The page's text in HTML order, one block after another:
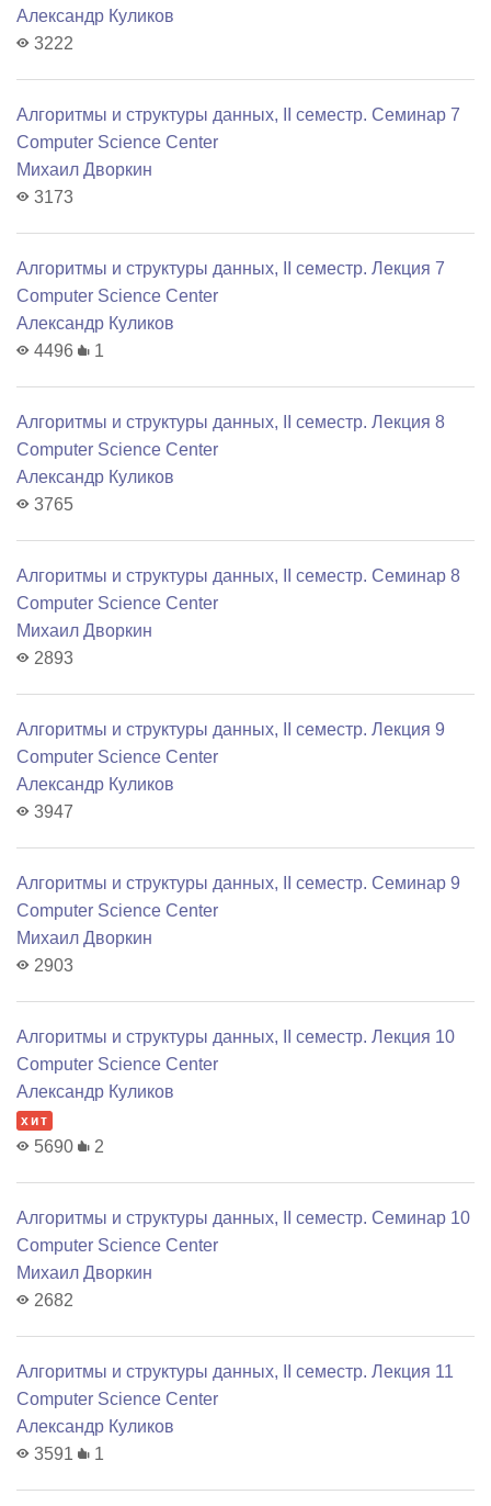
Александр Куликов
3222
Алгоритмы и структуры данных, II семестр. Семинар 7
Computer Science Center
Михаил Дворкин
3173
Алгоритмы и структуры данных, II семестр. Лекция 7
Computer Science Center
Александр Куликов
4496
1
Алгоритмы и структуры данных, II семестр. Лекция 8
Computer Science Center
Александр Куликов
3765
Алгоритмы и структуры данных, II семестр. Семинар 8
Computer Science Center
Михаил Дворкин
2893
Алгоритмы и структуры данных, II семестр. Лекция 9
Computer Science Center
Александр Куликов
3947
Алгоритмы и структуры данных, II семестр. Семинар 9
Computer Science Center
Михаил Дворкин
2903
Алгоритмы и структуры данных, II семестр. Лекция 10
Computer Science Center
Александр Куликов
хит
5690 2
Алгоритмы и структуры данных, II семестр. Семинар 10
Computer Science Center
Михаил Дворкин
2682
Алгоритмы и структуры данных, II семестр. Лекция 11
Computer Science Center
Александр Куликов
3591
1